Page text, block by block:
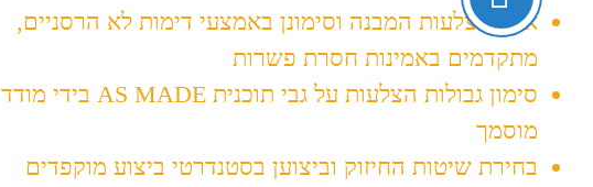
איתור צלעות המבנה וסימונן באמצעי דימות לא הרסניים,
מתקדמים באמינות חסרת פשרות
סימון גבולות הצלעות על גבי תוכנית AS MADE בידי מודד
מוסמך
בחירת שיטות החיזוק וביצוען בסטנדרטי ביצוע מוקפדים